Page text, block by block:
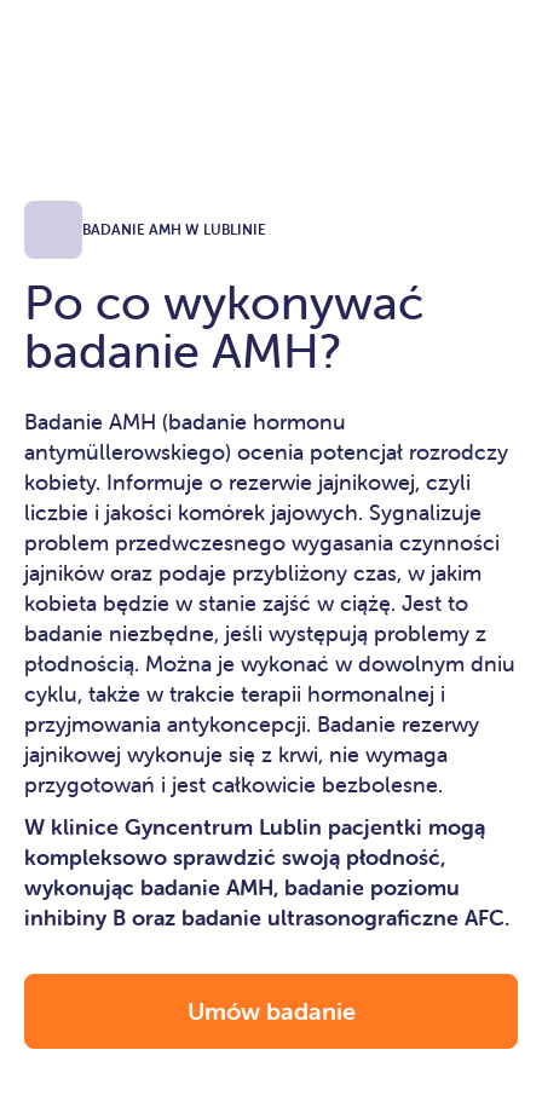
BADANIE AMH W LUBLINIE
Po co wykonywać
badanie AMH?
Badanie AMH (badanie hormonu
antymüllerowskiego) ocenia potencjał rozrodczy
kobiety. Informuje o rezerwie jajnikowej, czyli
liczbie i jakości komórek jajowych. Sygnalizuje
problem przedwczesnego wygasania czynności
jajników oraz podaje przybliżony czas, w jakim
kobieta będzie w stanie zajść w ciążę. Jest to
badanie niezbędne, jeśli występują problemy z
płodnością. Można je wykonać w dowolnym dniu
cyklu, także w trakcie terapii hormonalnej i
przyjmowania antykoncepcji. Badanie rezerwy
jajnikowej wykonuje się z krwi, nie wymaga
przygotowań i jest całkowicie bezbolesne.
W klinice Gyncentrum Lublin pacjentki mogą
kompleksowo sprawdzić swoją płodność,
wykonując badanie AMH, badanie poziomu
inhibiny B oraz badanie ultrasonograficzne AFC.
Umów badanie